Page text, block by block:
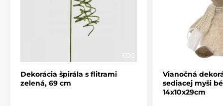
Dekorácia špirála s flitrami
zelená, 69 cm
Vianočná
sediacej myši
14x10x29cm